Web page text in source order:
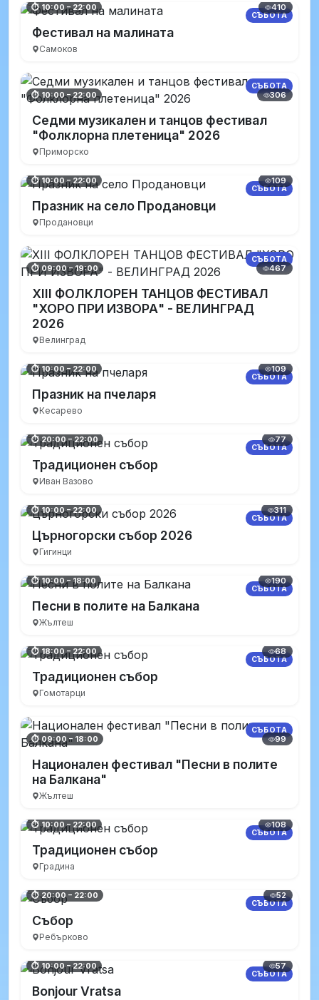
СЪБОТА
⏱ 10:00 – 22:00 410
Фестивал на малината
Самоков
СЪБОТА
⏱ 10:00 – 22:00 306
Седми музикален и танцов фестивал
"Фолклорна плетеница" 2026
Приморско
СЪБОТА
⏱ 10:00 – 22:00 109
Празник на село Продановци
Продановци
СЪБОТА
⏱ 09:00 – 19:00 467
XIII ФОЛКЛОРЕН ТАНЦОВ ФЕСТИВАЛ
"ХОРО ПРИ ИЗВОРА" - ВЕЛИНГРАД
2026
Велинград
СЪБОТА
⏱ 10:00 – 22:00 109
Празник на пчеларя
Кесарево
СЪБОТА
⏱ 20:00 – 22:00 77
Традиционен събор
Иван Вазово
СЪБОТА
⏱ 10:00 – 22:00 311
Църногорски събор 2026
Гигинци
СЪБОТА
⏱ 10:00 – 18:00 190
Песни в полите на Балкана
Жълтеш
СЪБОТА
⏱ 18:00 – 22:00 68
Традиционен събор
Гомотарци
СЪБОТА
⏱ 09:00 – 18:00 99
Национален фестивал "Песни в полите
на Балкана"
Жълтеш
СЪБОТА
⏱ 10:00 – 22:00 108
Традиционен събор
Градина
СЪБОТА
⏱ 20:00 – 22:00 52
Събор
Ребърково
СЪБОТА
⏱ 10:00 – 22:00 57
Bonjour Vratsa